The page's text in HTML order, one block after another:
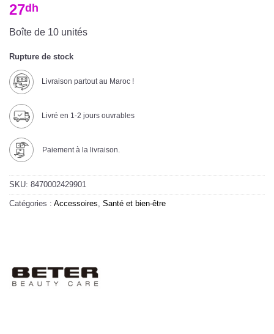
27dh
Boîte de 10 unités
Rupture de stock
Livraison partout au Maroc !
Livré en 1-2 jours ouvrables
Paiement à la livraison.
SKU: 8470002429901
Catégories : Accessoires, Santé et bien-être